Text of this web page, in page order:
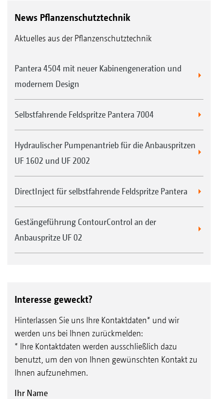
News Pflanzenschutztechnik
Aktuelles aus der Pflanzenschutztechnik
Pantera 4504 mit neuer Kabinengeneration und
modernem Design
Selbstfahrende Feldspritze Pantera 7004
Hydraulischer Pumpenantrieb für die Anbauspritzen
UF 1602 und UF 2002
DirectInject für selbstfahrende Feldspritze Pantera
Gestängeführung ContourControl an der
Anbauspritze UF 02
Interesse geweckt?
Hinterlassen Sie uns Ihre Kontaktdaten* und wir
werden uns bei Ihnen zurückmelden:
* Ihre Kontaktdaten werden ausschließlich dazu
benutzt, um den von Ihnen gewünschten Kontakt zu
Ihnen aufzunehmen.
Ihr Name